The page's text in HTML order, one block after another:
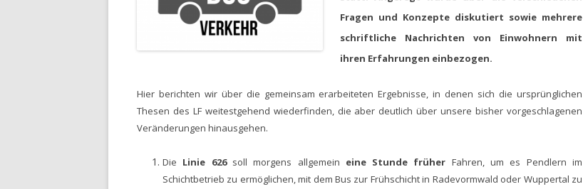
Fragen und Konzepte diskutiert sowie mehrere
schriftliche Nachrichten von Einwohnern mit
ihren Erfahrungen einbezogen.
Hier berichten wir über die gemeinsam erarbeiteten Ergebnisse, in denen sich die ursprünglichen
Thesen des LF weitestgehend wiederfinden, die aber deutlich über unsere bisher vorgeschlagenen
Veränderungen hinausgehen.
Die Linie 626soll morgens allgemein eine Stunde früher Fahren, um es Pendlern im
Schichtbetrieb zu ermöglichen, mit dem Bus zur Frühschicht in Radevormwald oder Wuppertal zu